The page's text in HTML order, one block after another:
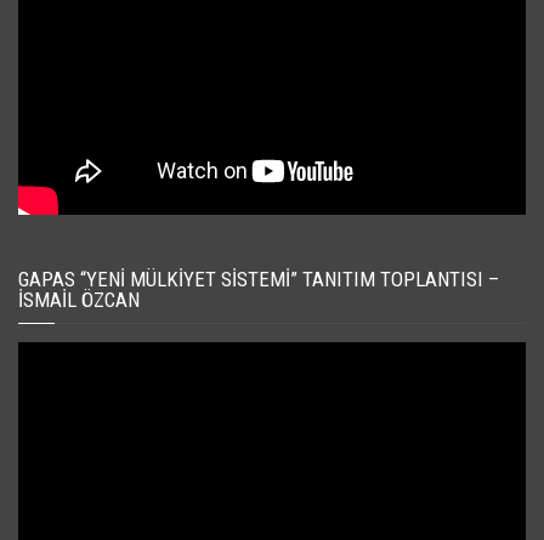
GAPAS “YENI MÜLKIYET SISTEMI” TANITIM TOPLANTISI –
İSMAIL ÖZCAN